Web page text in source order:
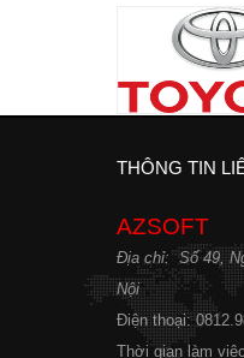
THÔNG TIN
AZSOFT
Địa chỉ: Số 49,
Nội
Điện thoại: 0
Thời gian làm